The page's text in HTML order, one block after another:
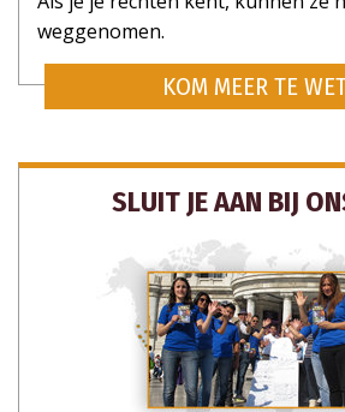
weggenomen.
KOM MEER TE
SLUIT JE AAN BIJ